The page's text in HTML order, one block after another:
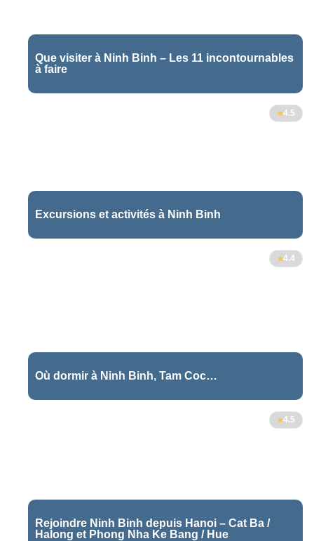
Que visiter à Ninh Binh – Les 11 incontournables
à faire
4.5
Excursions et activités à Ninh Binh
4.4
Où dormir à Ninh Binh, Tam Coc…
4.5
Rejoindre Ninh Binh depuis Hanoi – Cat Ba /
Halong et Phong Nha Ke Bang / Hue